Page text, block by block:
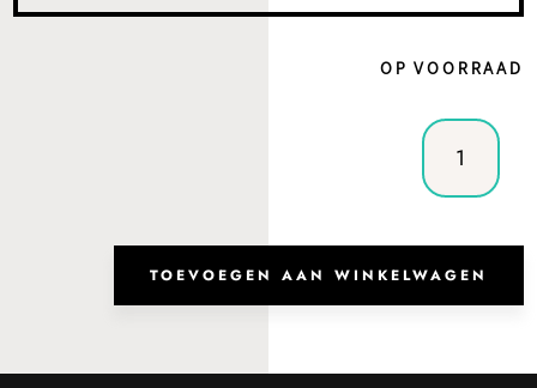
OP VOORRAAD
Heuptas
Brooklyn
Green
aantal
TOEVOEGEN AAN WINKELWAGEN